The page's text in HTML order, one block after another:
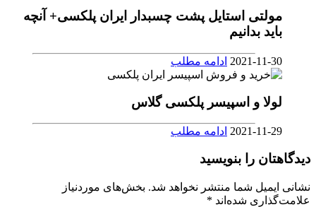
مولتی استایل پشت چسبدار ایران پلکسی+ آنچه
باید بدانیم
2021-11-30 ادامه مطلب
لولا و اسپیسر پلکسی گلاس
2021-11-29 ادامه مطلب
دیدگاهتان را بنویسید
نشانی ایمیل شما منتشر نخواهد شد. بخش‌های موردنیاز
علامت‌گذاری شده‌اند *